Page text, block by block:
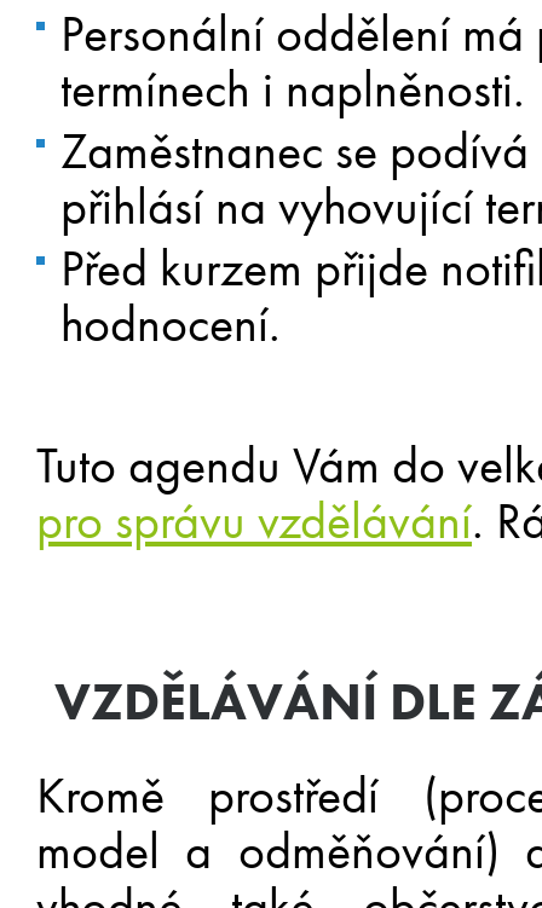
Personální oddělení
termínech i naplněnosti.
Zaměstnanec se
přihlásí na vyhovující
Před kurzem přijde
hodnocení.
Tuto agendu Vám do
pro správu vzdělávání.
VZDĚLÁVÁNÍ DLE
Kromě prostředí
model a odměňování)